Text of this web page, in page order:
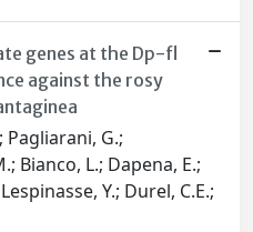
genes at the Dp-fl
against the rosy
Pagliarani, G.;
Bianco, L.; Dapena, E.;
Y.; Durel, C.E.;